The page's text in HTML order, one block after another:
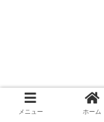
メニュー ホーム